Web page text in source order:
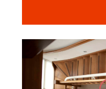
Sie sehen gerade
Standard. Um auf
zuzugreifen, klicken
Bitte beachten
Drittanbieter